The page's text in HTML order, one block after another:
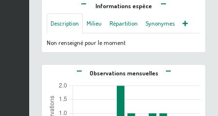
Informations espèce
Description Milieu Répartition Synonymes
Non renseigné pour le moment
Observations mensuelles